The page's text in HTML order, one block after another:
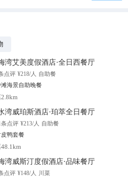
湾艾美度假酒店·全日西餐厅
点评 ¥218/人 自助餐
海景自助晚餐
湾威珀斯酒店·珀萃全日餐厅
条点评 ¥213/人 自助餐
鸭套餐
湾威斯汀度假酒店·品味餐厅
点评 ¥148/人 川菜